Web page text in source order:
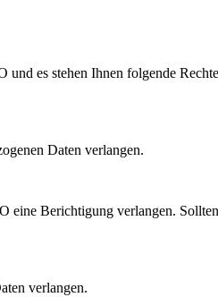
es stehen Ihnen folgende
Daten verlangen.
eine Berichtigung verlangen.
verlangen.